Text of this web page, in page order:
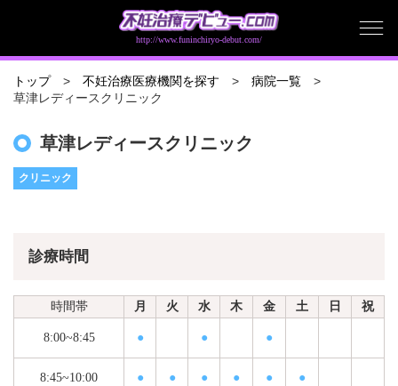
http://www.funinchiryo-debut.com/
トップ 不妊治療医療機関を探す 病院一覧
草津レディースクリニック
草津レディースクリニック
クリニック
診療時間
時間帯 月 火 水 木 金 土 日 祝
8:00~8:45 ● ● ●
8:45~10:00 ● ● ● ● ● ●